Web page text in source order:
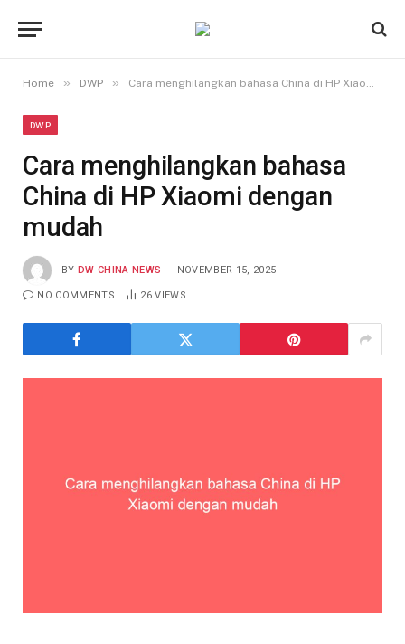
Home » DWP » Cara menghilangkan bahasa China di HP Xiaomi dengan mudah
DWP
Cara menghilangkan bahasa
China di HP Xiaomi dengan
mudah
BY DW CHINA NEWS NOVEMBER 15, 2025
NO COMMENTS 26VIEWS